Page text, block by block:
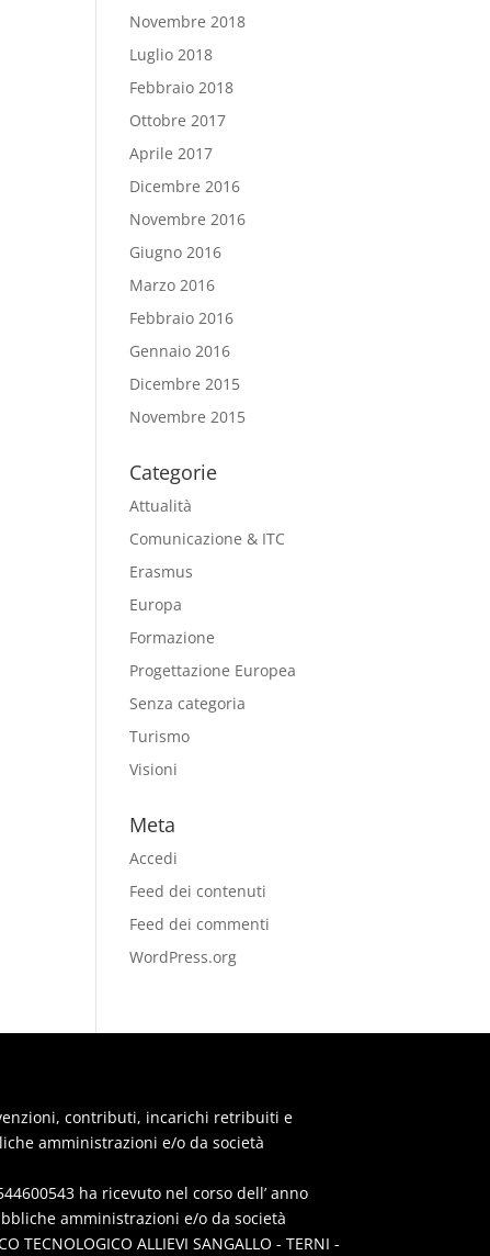
Novembre 2018
Luglio 2018
Febbraio 2018
Ottobre 2017
Aprile 2017
Dicembre 2016
Novembre 2016
Giugno 2016
Marzo 2016
Febbraio 2016
Gennaio 2016
Dicembre 2015
Novembre 2015
Categorie
Attualità
Comunicazione & ITC
Erasmus
Europa
Formazione
Progettazione Europea
Senza categoria
Turismo
Visioni
Meta
Accedi
Feed dei contenuti
Feed dei commenti
WordPress.org
contributi, incarichi retribuiti e
amministrazioni e/o da società
ha ricevuto nel corso dell’ anno
amministrazioni e/o da società
ALLIEVI SANGALLO - TERNI -